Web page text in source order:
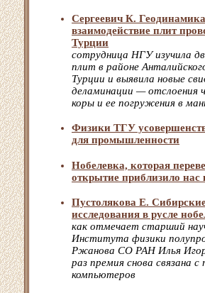
Сергеевич К.
взаимодействие плит
Турции
сотрудница НГУ изучила
плит в районе
Турции и выявила новые
деламинации — отслоения
коры и ее погружения в
Физики ТГУ
для промышленности
Нобелевка, которая
открытие приблизило
Пустолякова Е.
исследования в русле
как отмечает старший
Института физики
Ржанова СО РАН Илья
раз премия снова связана
компьютеров